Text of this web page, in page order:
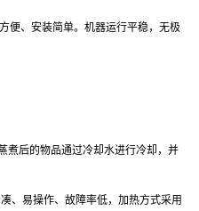
便、安装简单。机器运行平稳，无极
煮后的物品通过冷却水进行冷却，并
、易操作、故障率低，加热方式采用